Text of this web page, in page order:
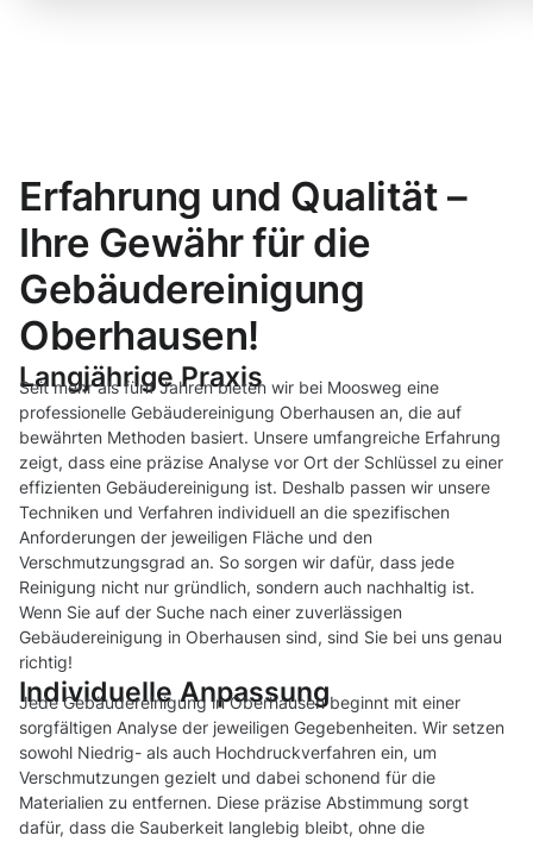
Erfahrung und Qualität –
Ihre Gewähr für die
Gebäudereinigung
Oberhausen!
Langjährige Praxis
Seit mehr als fünf Jahren bieten wir bei Moosweg eine
professionelle Gebäudereinigung Oberhausen an, die auf
bewährten Methoden basiert. Unsere umfangreiche Erfahrung
zeigt, dass eine präzise Analyse vor Ort der Schlüssel zu einer
effizienten Gebäudereinigung ist. Deshalb passen wir unsere
Techniken und Verfahren individuell an die spezifischen
Anforderungen der jeweiligen Fläche und den
Verschmutzungsgrad an. So sorgen wir dafür, dass jede
Reinigung nicht nur gründlich, sondern auch nachhaltig ist.
Wenn Sie auf der Suche nach einer zuverlässigen
Gebäudereinigung in Oberhausen sind, sind Sie bei uns genau
richtig!
Individuelle Anpassung
Jede Gebäudereinigung in Oberhausen beginnt mit einer
sorgfältigen Analyse der jeweiligen Gegebenheiten. Wir setzen
sowohl Niedrig- als auch Hochdruckverfahren ein, um
Verschmutzungen gezielt und dabei schonend für die
Materialien zu entfernen. Diese präzise Abstimmung sorgt
dafür, dass die Sauberkeit langlebig bleibt, ohne die